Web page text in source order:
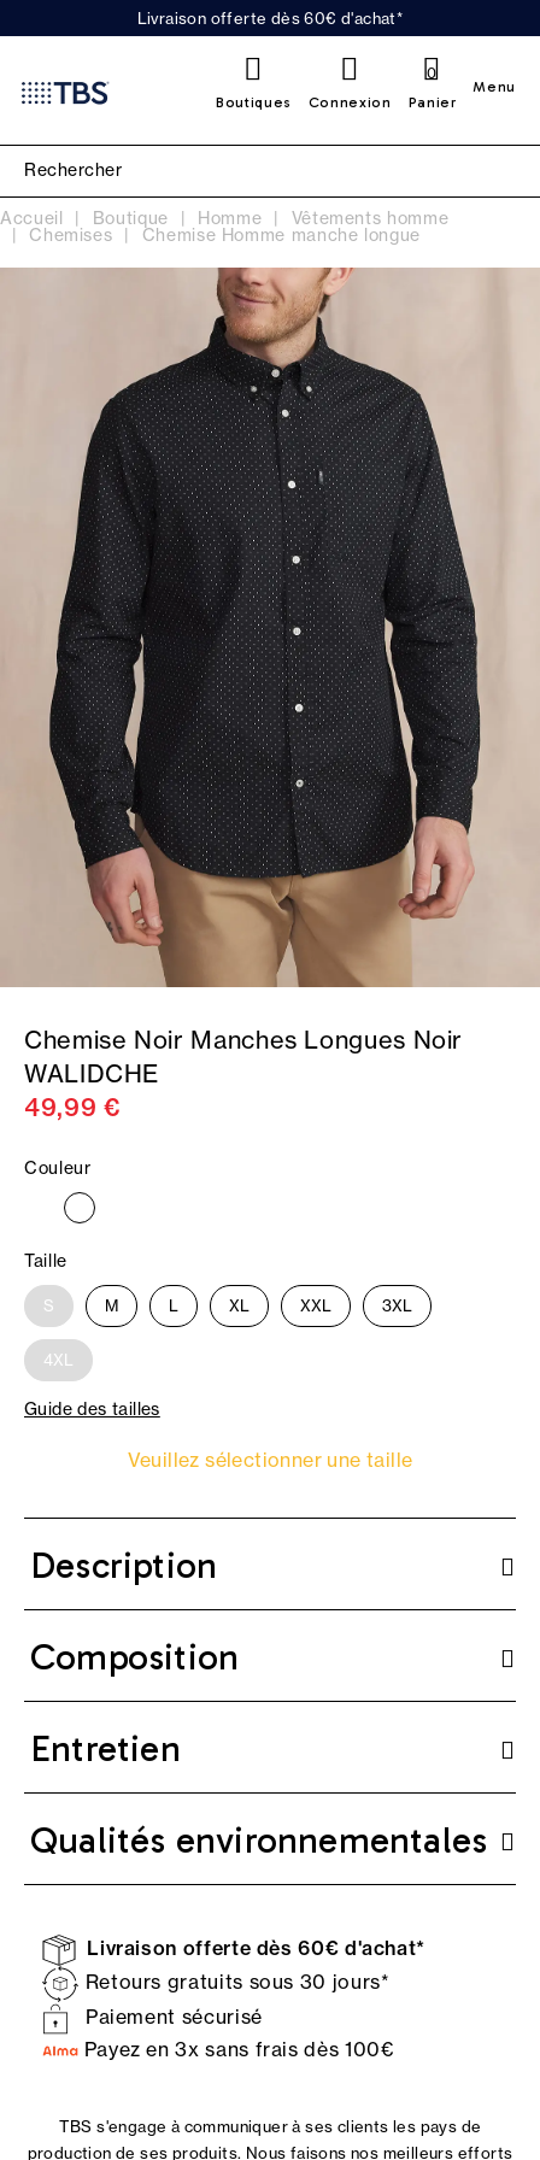
Livraison offerte dès 60€ d'achat*
Boutiques Connexion Panier
0
Menu
Accueil Boutique Homme Vêtements homme
Chemises Chemise Homme manche longue
Chemise Noir Manches Longues Noir
WALIDCHE
49,99 €
Couleur
Taille
S M L XL XXL 3XL
4XL
Guide des tailles
Veuillez sélectionner une taille
Description
Composition
Entretien
Qualités environnementales
Livraison offerte dès 60€ d'achat*
Retours gratuits sous 30 jours*
Paiement sécurisé
Payez en 3x sans frais dès 100€
TBS s'engage à communiquer à ses clients les pays de
production de ses produits. Nous faisons nos meilleurs efforts